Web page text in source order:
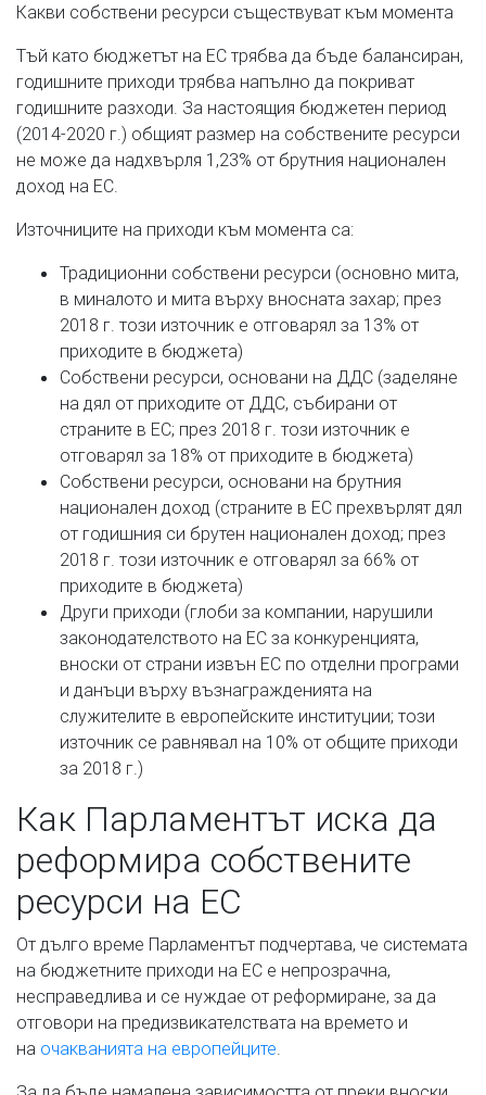
Какви собствени ресурси съществуват към момента
Тъй като бюджетът на ЕС трябва да бъде балансиран,
годишните приходи трябва напълно да покриват
годишните разходи. За настоящия бюджетен период
(2014-2020 г.) общият размер на собствените ресурси
не може да надхвърля 1,23% от брутния национален
доход на ЕС.
Източниците на приходи към момента са:
Традиционни собствени ресурси (основно мита,
в миналото и мита върху вносната захар; през
2018 г. този източник е отговарял за 13% от
приходите в бюджета)
Собствени ресурси, основани на ДДС (заделяне
на дял от приходите от ДДС, събирани от
страните в ЕС; през 2018 г. този източник е
отговарял за 18% от приходите в бюджета)
Собствени ресурси, основани на брутния
национален доход (страните в ЕС прехвърлят дял
от годишния си брутен национален доход; през
2018 г. този източник е отговарял за 66% от
приходите в бюджета)
Други приходи (глоби за компании, нарушили
законодателството на ЕС за конкуренцията,
вноски от страни извън ЕС по отделни програми
и данъци върху възнагражденията на
служителите в европейските институции; този
източник се равнявал на 10% от общите приходи
за 2018 г.)
Как Парламентът иска да
реформира собствените
ресурси на ЕС
От дълго време Парламентът подчертава, че системата
на бюджетните приходи на ЕС е непрозрачна,
несправедлива и се нуждае от реформиране, за да
отговори на предизвикателствата на времето и
на очакванията на европейците